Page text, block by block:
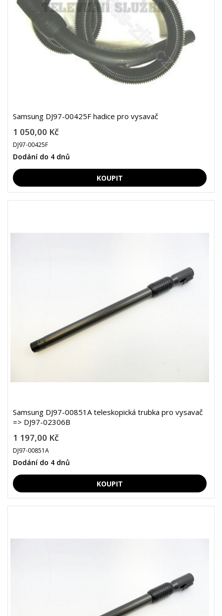
Samsung DJ97-00425F hadice pro vysavač
1 050,00 Kč
DJ97-00425F
Dodání do 4 dnů
Samsung DJ97-00851A teleskopická trubka pro vysavač
=> DJ97-02306B
1 197,00 Kč
DJ97-00851A
Dodání do 4 dnů